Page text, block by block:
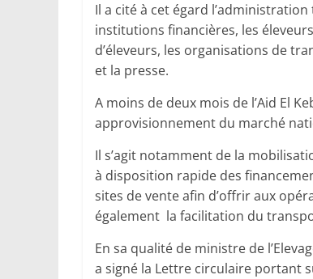
Il a cité à cet égard
institutions financières, les
d’éleveurs, les organisations de
et la presse.
A moins de deux mois de l’Aid El
approvisionnement du marché
Il s’agit notamment de la
à disposition rapide des
sites de vente afin d’offrir aux
également la facilitation du
En sa qualité de ministre de
a signé la Lettre circulaire portant